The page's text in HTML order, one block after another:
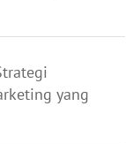
yang